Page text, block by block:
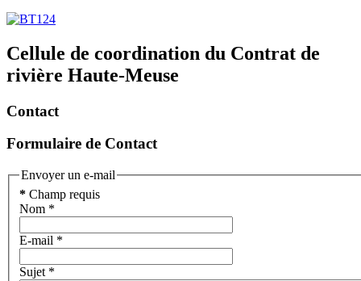
Cellule de coordination du Contrat de
rivière Haute-Meuse
Contact
Formulaire de Contact
Envoyer un e-mail
* Champ requis
Nom *
E-mail *
Sujet *